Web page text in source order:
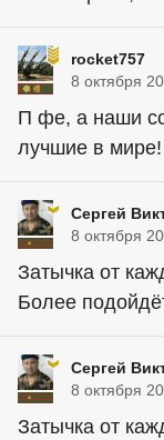
rocket757
8 октября
П фе, а наши
лучшие в
Сергей
8 октября
Затычка от
Более
Сергей
8 октября
Затычка от